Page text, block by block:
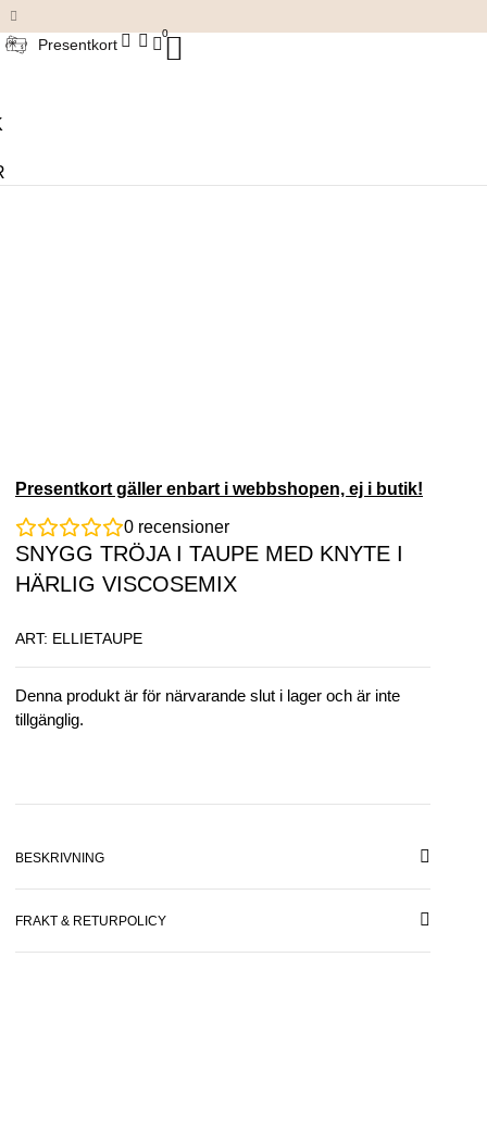
Presentkort
0
Presentkort gäller enbart i webbshopen, ej i butik!
0 recensioner
SNYGG TRÖJA I TAUPE MED KNYTE I
HÄRLIG VISCOSEMIX
ART: ELLIETAUPE
Denna produkt är för närvarande slut i lager och är inte
tillgänglig.
BESKRIVNING
FRAKT & RETURPOLICY